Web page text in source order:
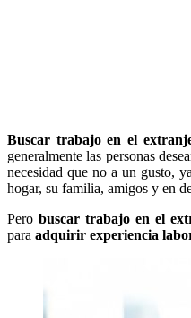
Buscar trabajo en el
generalmente las personas
necesidad que no a un gusto,
hogar, su familia, amigos y en
Pero buscar trabajo en el
para adquirir experiencia